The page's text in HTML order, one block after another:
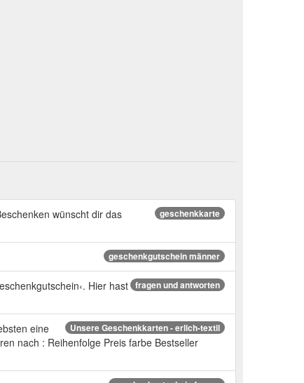
geschenkkarte
wünscht dir das
geschenkgutschein männer
fragen und antworten
Hier hast
Unsere Geschenkkarten - erlich-textil
eine
nach : Reihenfolge Preis farbe Bestseller